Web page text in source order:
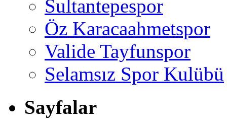
Sultantepespor
Öz Karacaahmetspor
Valide Tayfunspor
Selamsız Spor Kulübü
Sayfalar